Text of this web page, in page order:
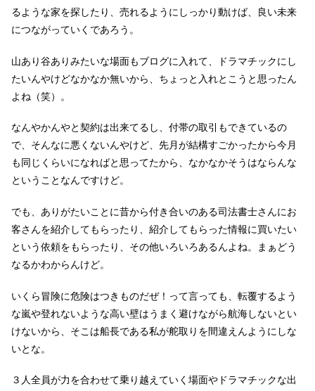
るような家を探したり、売れるようにしっかり動けば、良い未来
につながっていくであろう。
山あり谷ありみたいな場面もブログに入れて、ドラマチックにし
たいんやけどなかなか無いから、ちょっと入れとこうと思ったん
よね（笑）。
なんやかんやと契約は出来てるし、付帯の取引もできているの
で、そんなに悪くないんやけど、先月が結構すごかったから今月
も同じくらいになればと思ってたから、なかなかそうはならんな
ということなんですけど。
でも、ありがたいことに昔から付き合いのある司法書士さんにお
客さんを紹介してもらったり、紹介してもらった情報に買いたい
という依頼をもらったり、その他いろいろあるんよね。まぁどう
なるかわからんけど。
いくら冒険に危険はつきものだぜ！って言っても、転覆するよう
な嵐や登れないような高い壁はうまく避けながら航海しないとい
けないから、そこは船長である私が舵取りを間違えんようにしな
いとな。
３人全員が力を合わせて乗り越えていく場面やドラマチックな出